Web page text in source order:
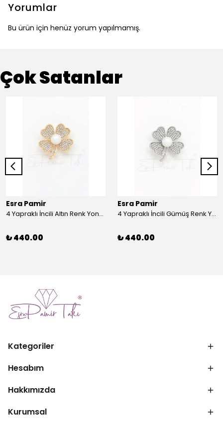
Yorumlar
Bu ürün için henüz yorum yapılmamış.
Çok Satanlar
Esra Pamir
4 Yapraklı İncili Altın Renk Yonca Broş
₺ 440.00
Esra Pamir
4 Yapraklı İncili Gümüş Renk Yonca Broş
₺ 440.00
Kategoriler
Hesabım
Hakkımızda
Kurumsal